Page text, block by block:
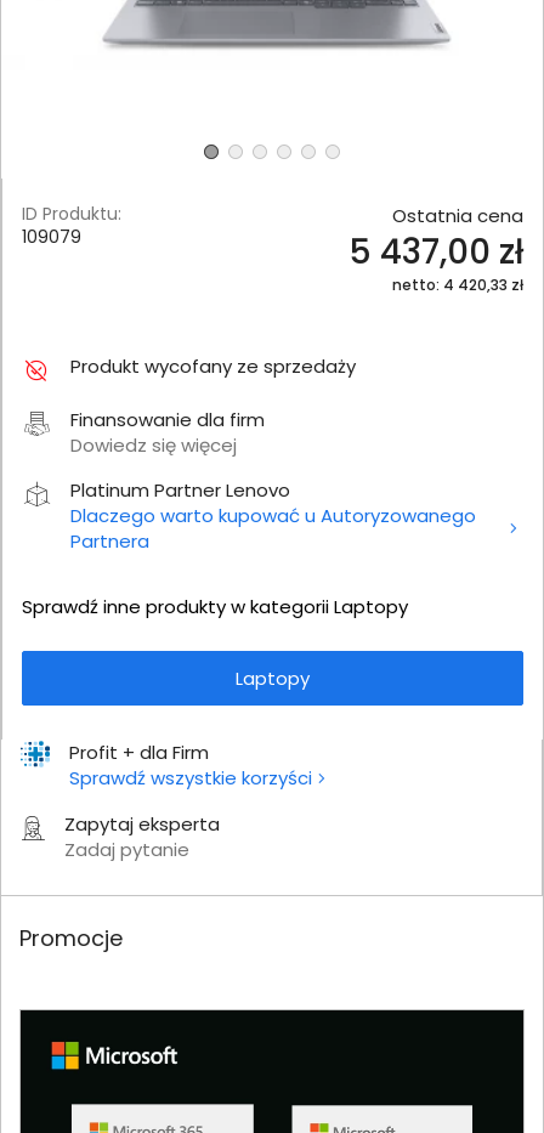
Profit + dla Firm
Sprawdź wszystkie korzyści
Zapytaj eksperta
Zadaj pytanie
ID Produktu:
109079
Ostatnia cena
5 437,00 zł
netto: 4 420,33 zł
Produkt wycofany ze sprzedaży
Finansowanie dla firm
Dowiedz się więcej
Platinum Partner Lenovo
Dlaczego warto kupować u Autoryzowanego
Partnera
Sprawdź inne produkty w kategorii Laptopy
Laptopy
Promocje